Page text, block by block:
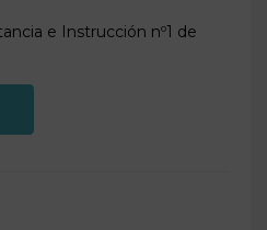
e Instrucción nº1 de